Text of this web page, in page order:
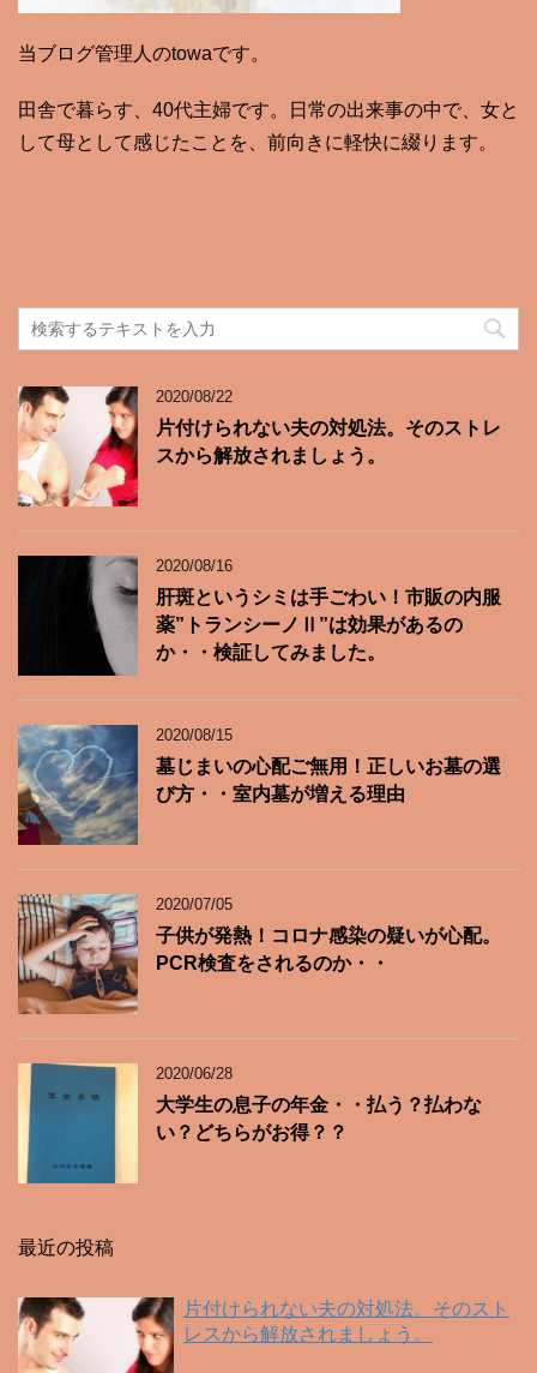
当ブログ管理人のtowaです。
田舎で暮らす、40代主婦です。日常の出来事の中で、女と
して母として感じたことを、前向きに軽快に綴ります。
2020/08/22
片付けられない夫の対処法。そのストレ
スから解放されましょう。
2020/08/16
肝斑というシミは手ごわい！市販の内服
薬”トランシーノⅡ”は効果があるの
か・・検証してみました。
2020/08/15
墓じまいの心配ご無用！正しいお墓の選
び方・・室内墓が増える理由
2020/07/05
子供が発熱！コロナ感染の疑いが心配。
PCR検査をされるのか・・
2020/06/28
大学生の息子の年金・・払う？払わな
い？どちらがお得？？
最近の投稿
片付けられない夫の対処法。そのスト
レスから解放されましょう。